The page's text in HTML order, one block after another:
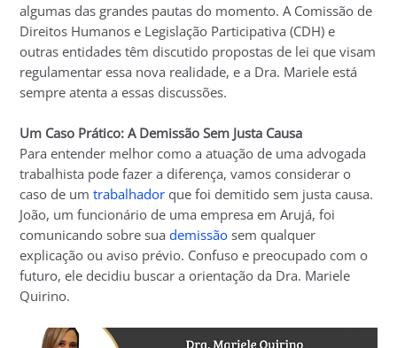
algumas das grandes pautas do momento. A Comissão de
Direitos Humanos e Legislação Participativa (CDH) e
outras entidades têm discutido propostas de lei que visam
regulamentar essa nova realidade, e a Dra. Mariele está
sempre atenta a essas discussões.
Um Caso Prático: A Demissão Sem Justa Causa
Para entender melhor como a atuação de uma advogada
trabalhista pode fazer a diferença, vamos considerar o
caso de umtrabalhador que foi demitido sem justa causa.
João, um funcionário de uma empresa em Arujá, foi
comunicando sobre suademissão sem qualquer
explicação ou aviso prévio. Confuso e preocupado com o
futuro, ele decidiu buscar a orientação da Dra. Mariele
Quirino.